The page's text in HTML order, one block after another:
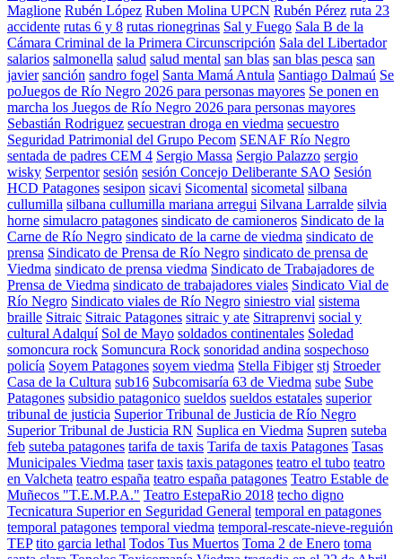
Maglione Rubén López Ruben Molina UPCN Rubén Pérez ruta 23
accidente rutas 6 y 8 rutas rionegrinas Sal y Fuego Sala B de la
Cámara Criminal de la Primera Circunscripción Sala del Libertador
salarios salmonella salud salud mental san blas san blas pesca san
javier sanción sandro fogel Santa Mamá Antula Santiago Dalmaú Se
poJuegos de Río Negro 2026 para personas mayores Se ponen en
marcha los Juegos de Río Negro 2026 para personas mayores
Sebastián Rodriguez secuestran droga en viedma secuestro
Seguridad Patrimonial del Grupo Pecom SENAF Río Negro
sentada de padres CEM 4 Sergio Massa Sergio Palazzo sergio
wisky Serpentor sesión sesión Concejo Deliberante SAO Sesión
HCD Patagones sesipon sicavi Sicomental sicometal silbana
cullumilla silbana cullumilla mariana arregui Silvana Larralde silvia
horne simulacro patagones sindicato de camioneros Sindicato de la
Carne de Río Negro sindicato de la carne de viedma sindicato de
prensa Sindicato de Prensa de Río Negro sindicato de prensa de
Viedma sindicato de prensa viedma Sindicato de Trabajadores de
Prensa de Viedma sindicato de trabajadores viales Sindicato Vial de
Río Negro Sindicato viales de Río Negro siniestro vial sistema
braille Sitraic Sitraic Patagones sitraic y ate Sitraprenvi social y
cultural Adalquí Sol de Mayo soldados continentales Soledad
somoncura rock Somuncura Rock sonoridad andina sospechoso
policía Soyem Patagones soyem viedma Stella Fibiger stj Stroeder
Casa de la Cultura sub16 Subcomisaría 63 de Viedma sube Sube
Patagones subsidio patagonico sueldos sueldos estatales superior
tribunal de justicia Superior Tribunal de Justicia de Río Negro
Superior Tribunal de Justicia RN Suplica en Viedma Supren suteba
feb suteba patagones tarifa de taxis Tarifa de taxis Patagones Tasas
Municipales Viedma taser taxis taxis patagones teatro el tubo teatro
en Valcheta teatro españa teatro españa patagones Teatro Estable de
Muñecos "T.E.M.P.A." Teatro EstepaRio 2018 techo digno
Tecnicatura Superior en Seguridad General temporal en patagones
temporal patagones temporal viedma temporal-rescate-nieve-reguión
TEP tito garcia lethal Todos Tus Muertos Toma 2 de Enero toma